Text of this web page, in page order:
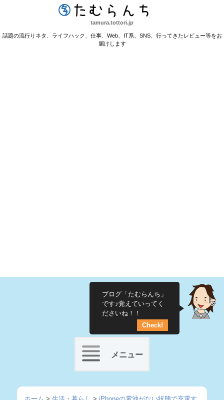
たむらんち
tamura.tottori.jp
話題の流行りネタ、ライフハック、仕事、Web、IT系、SNS、行ってきたレビュー等をお
届けします
ブログ「たむらんち」
です♪覚えていってく
ださいね！！
Check!
メニュー
Skip
to